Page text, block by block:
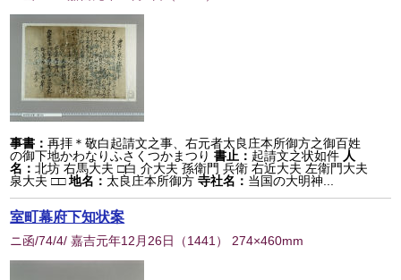
事書：再拝＊敬白起請文之事、右元者太良庄本所御方之御百姓
の御下地かわなりふさくつかまつり 書止： 起請文之状如件 人
名：北坊 右馬大夫 □白 介大夫 孫衛門 兵衛 右近大夫 左衛門大夫
泉大夫 □□ 地名： 太良庄本所御方 寺社名： 当国の大明神...
室町幕府下知状案
ニ函/74/4/ 嘉吉元年12月26日 （1441 ） 274×460mm